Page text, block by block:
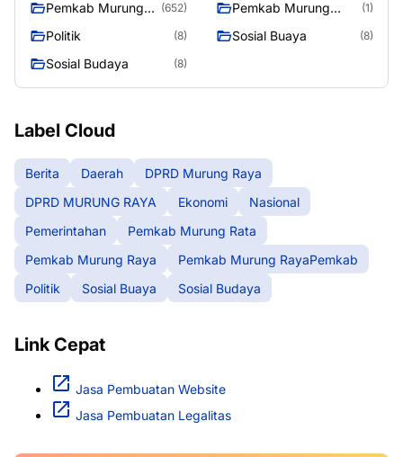
Pemkab Murung
(652)
Pemkab Murung
(1)
Politik (8) Sosial Buaya (8)
Sosial Budaya (8)
Label Cloud
Berita Daerah
DPRD Murung Raya
DPRD MURUNG RAYA
Ekonomi
Nasional
Pemerintahan
Pemkab Murung Rata
Pemkab Murung Raya
Pemkab Murung RayaPemkab
Politik
Sosial Buaya Sosial Budaya
Link Cepat
Jasa Pembuatan Website
Jasa Pembuatan Legalitas